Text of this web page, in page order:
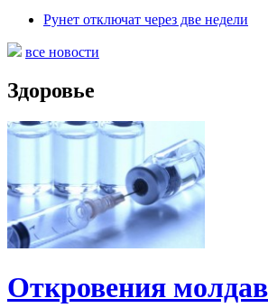
Рунет отключат через две недели
все новости
Здоровье
Откровения